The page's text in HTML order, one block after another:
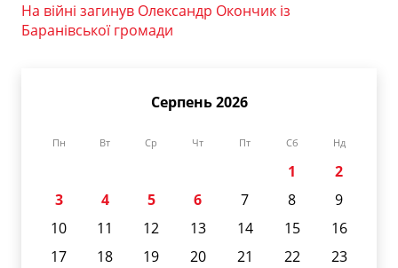
На війні загинув Олександр Окончик із
Баранівської громади
Серпень 2026
Пн Вт Ср Чт Пт Сб Нд
1
2
3
4 5 6 7 8
9
10
11 12 13 14 15
16
17
18 19 20 21 22
23